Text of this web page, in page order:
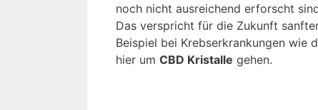
noch nicht ausreichend erforscht
Das verspricht für die Zukunft
Beispiel bei Krebserkrankungen wie
hier um CBD Kristalle gehen.